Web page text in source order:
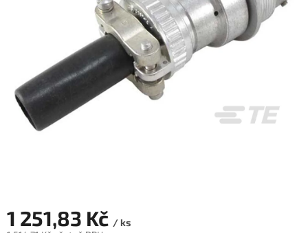
1 251,83 Kč / ks